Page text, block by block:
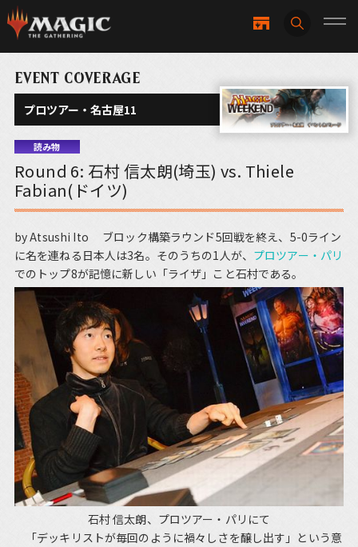
EVENT COVERAGE
プロツアー・名古屋11
読み物
Round 6: 石村 信太朗(埼玉) vs. Thiele
Fabian(ドイツ)
by Atsushi Ito ブロック構築ラウンド5回戦を終え、5-0ライン
に名を連ねる日本人は3名。そのうちの1人が、 プロツアー・パリ
でのトップ8が記憶に新しい「ライザ」こと石村である。
石村 信太朗、プロツアー・パリにて
「デッキリストが毎回のように禍々しさを醸し出す」という意